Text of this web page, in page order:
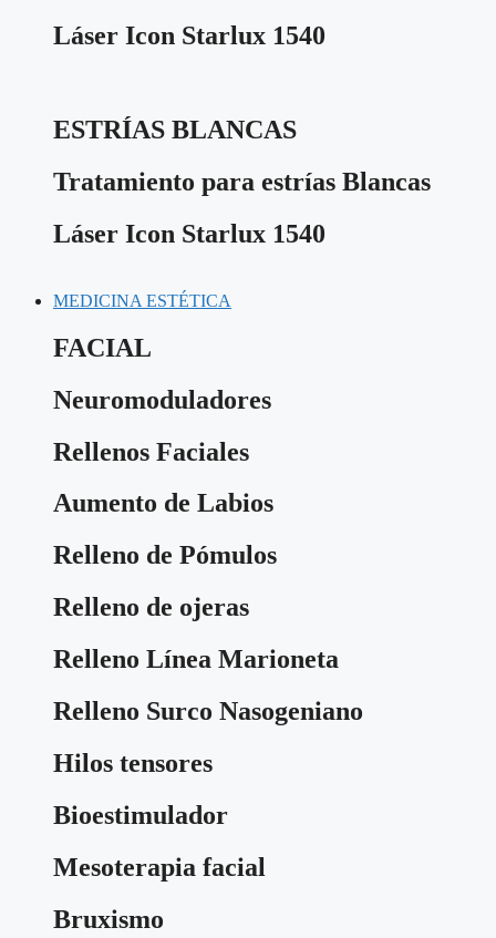
Láser Icon Starlux 1540
ESTRÍAS BLANCAS
Tratamiento para estrías Blancas
Láser Icon Starlux 1540
MEDICINA ESTÉTICA
FACIAL
Neuromoduladores
Rellenos Faciales
Aumento de Labios
Relleno de Pómulos
Relleno de ojeras
Relleno Línea Marioneta
Relleno Surco Nasogeniano
Hilos tensores
Bioestimulador
Mesoterapia facial
Bruxismo